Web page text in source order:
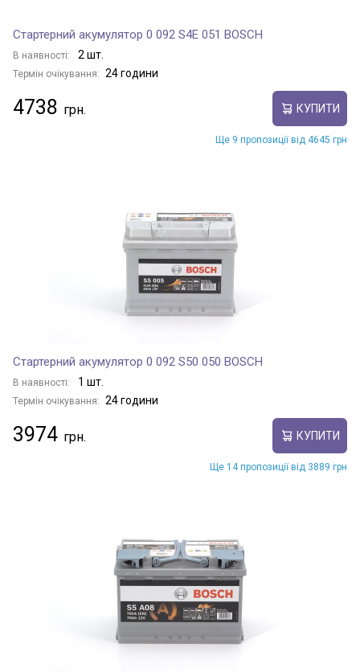
Стартерний акумулятор 0 092 S4E 051 BOSCH
В наявності: 2 шт.
Термін очікування: 24 години
4738 КУПИТИ
Ще 9 пропозиції від 4645 грн
Стартерний акумулятор 0 092 S50 050 BOSCH
В наявності: 1 шт.
Термін очікування: 24 години
3974 КУПИТИ
Ще 14 пропозиції від 3889 грн